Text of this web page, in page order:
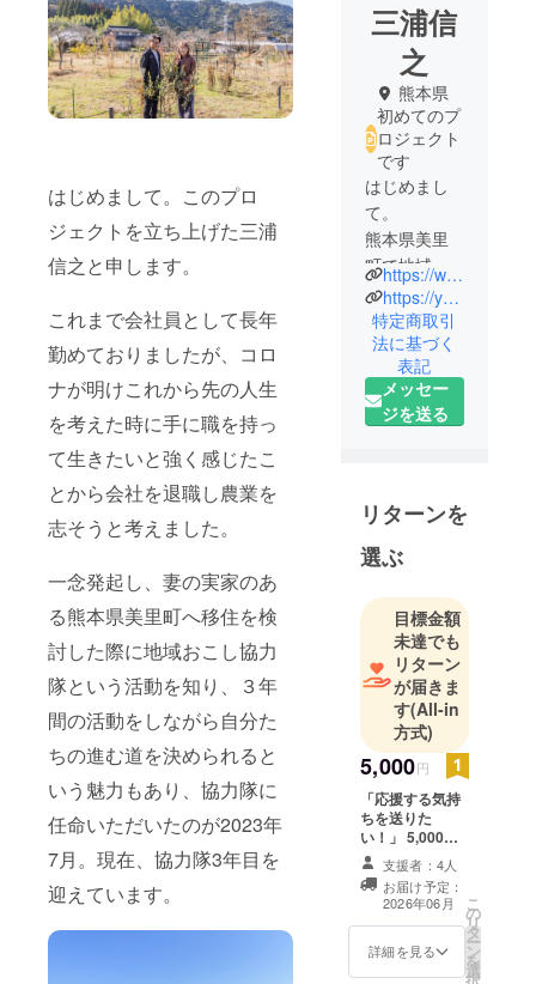
はじめまして。このプロ
ジェクトを立ち上げた三浦
信之と申します。
これまで会社員として長年
勤めておりましたが、コロ
ナが明けこれから先の人生
を考えた時に手に職を持っ
て生きたいと強く感じたこ
とから会社を退職し農業を
志そうと考えました。
一念発起し、妻の実家のあ
る熊本県美里町へ移住を検
討した際に地域おこし協力
隊という活動を知り、３年
間の活動をしながら自分た
ちの進む道を決められると
いう魅力もあり、協力隊に
任命いただいたのが2023年
7月。現在、協力隊3年目を
迎えています。
三浦信
之
熊本県
初めてのプ
ロジェクト
です
はじめまし
て。
熊本県美里
町で地域お
こし協力隊
を行いなが
ら現在起業
に向けて活
動中。
田舎の自然
年の古民家
を改修し地
域交流拠
店、喫茶
店、観光
ハーブ園を
計画し「田
舎のテーマ
パーク」の
ような、な
りわいとに
ぎわいの場
https://www.instagram.com/lucca.tokyo/
https://youtu.be/ug7bRnrACmw
特定商取引
法に基づく
表記
メッセー
ジを送る
リターンを
選ぶ
目標金額
未達でも
リターン
が届きま
す(All-in
方式)
5,000円
「応援する気持
ちを送りた
い！」 5,000円
支援コース 【お
礼のメッセー
ジ】 感謝の気持
ちを込めて、お
礼のメッセージ
をメールにてお
支援者：4人
お届け予定：
2026年06月
詳細を見る
こ
の
リ
タ
ー
ン
を
選